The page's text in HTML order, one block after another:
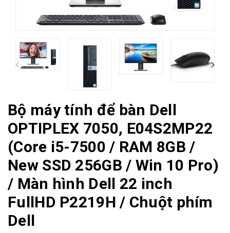
Bộ máy tính để bàn Dell
OPTIPLEX 7050, E04S2MP22
(Core i5-7500 / RAM 8GB /
New SSD 256GB / Win 10 Pro)
/ Màn hình Dell 22 inch
FullHD P2219H / Chuột phím
Dell